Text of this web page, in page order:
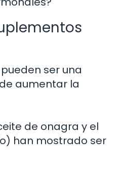
ser una
aumentar la
de onagra y el
han mostrado ser